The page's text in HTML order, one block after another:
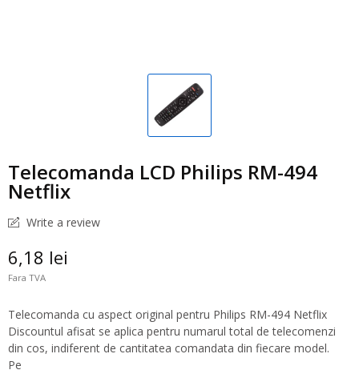
Telecomanda LCD Philips RM-494
Netflix
Write a review
6,18 lei
Fara TVA
Telecomanda cu aspect original pentru Philips RM-494 Netflix
Discountul afisat se aplica pentru numarul total de telecomenzi
din cos, indiferent de cantitatea comandata din fiecare model.
Pe